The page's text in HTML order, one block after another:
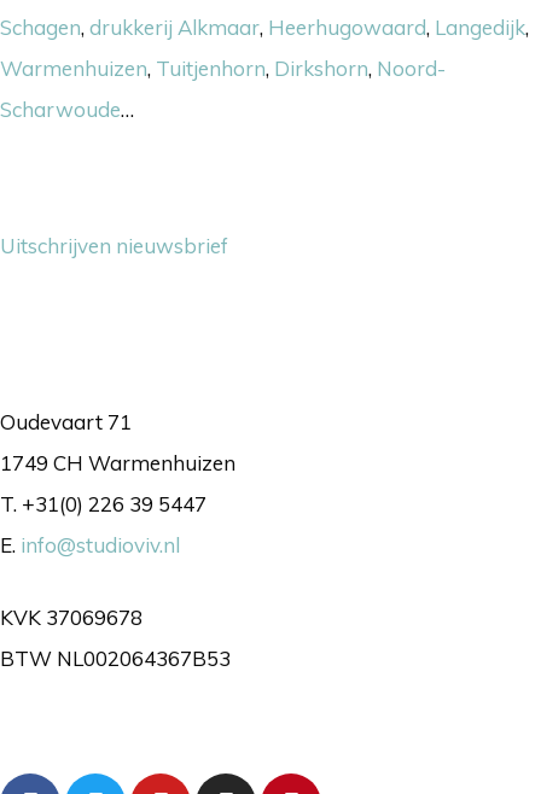
Schagen, drukkerij Alkmaar, Heerhugowaard, Langedijk,
Warmenhuizen, Tuitjenhorn, Dirkshorn, Noord-
Scharwoude…
Uitschrijven nieuwsbrief
Oudevaart 71
1749 CH Warmenhuizen
T. +31(0) 226 39 5447
E. info@studioviv.nl
KVK 37069678
BTW NL002064367B53